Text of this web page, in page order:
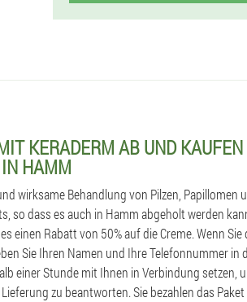
KERADERM AB UND
IN HAMM
wirksame Behandlung von Pilzen, Papillomen
so dass es auch in Hamm abgeholt werden
einen Rabatt von 50% auf die Creme. Wenn Sie
Sie Ihren Namen und Ihre Telefonnummer in
einer Stunde mit Ihnen in Verbindung setzen,
zu beantworten. Sie bezahlen das